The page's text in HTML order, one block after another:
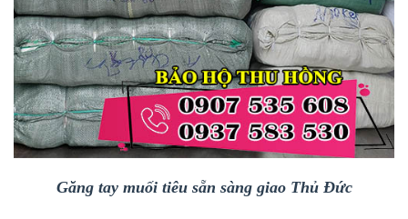
Găng tay muối tiêu sẵn sàng giao Thủ Đức